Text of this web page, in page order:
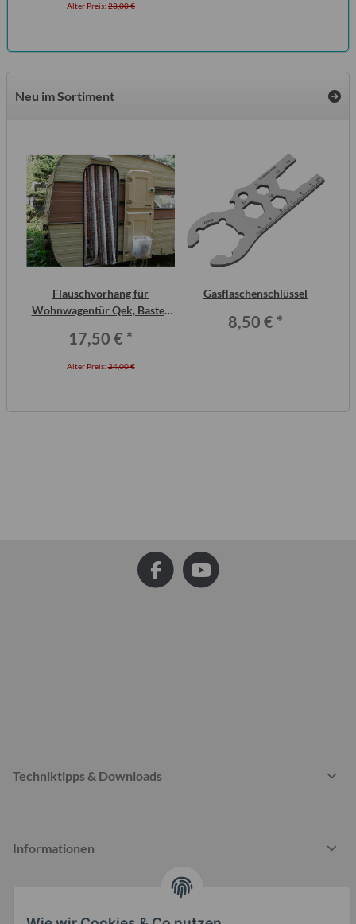
Alter Preis: 28,00 €
Neu im Sortiment
Flauschvorhang für
Wohnwagentür Qek, Bastei,
17,50 € *
Alter Preis:24,00 €
Gasflaschenschlüssel
8,50 € *
Techniktipps & Downloads
Informationen
Gesetzliche Informationen